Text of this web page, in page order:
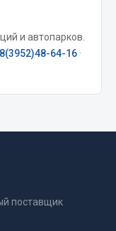
и автопарков.
8(3952)48-64-16 ·
поставщик